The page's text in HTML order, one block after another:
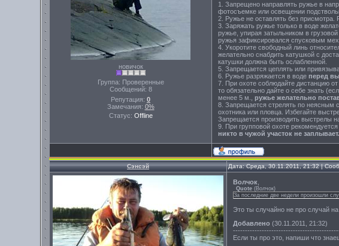
новичок
Группа: Проверенные
Сообщений: 8
Репутация: 0
Замечания: 0%
Статус: Offline
1. Запрещено направлять ружье в
фотосъемке или освещении
2. Ружье не оставлять без присмотра.
3. Заряжать ружье только в воде
ружье, упирая затыльником в
ружья зафиксировался спусковым
4. Укоротите свободный линь
желательно снабдить катушкой с
катушки должна быть ослабленной.
5. Запрещается цеплять или
6. Ружье разряжается в воде перед
7. При охоте соблюдайте дистанцию
то обязательно дайте о себе знать
менее 5 м., ружье желательно
8. Запрещается стрелять по неясным
охотника или пловца. Избегайте
Запрещается производить выстрелы
9. При групповой охоте
никто в чужой участок не заплывает.
Сэнсэй Дата: Среда, 30.11.2011, 21:32 |
Волчок
Quote (Волчок)
За последние две недели произошли
Это ты случайно не про случай
Добавлено (30.11.2011, 21:32)
Если ты про это, напиши что